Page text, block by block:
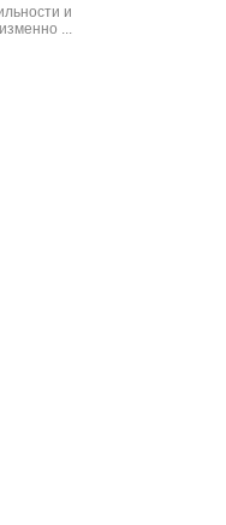
и
...